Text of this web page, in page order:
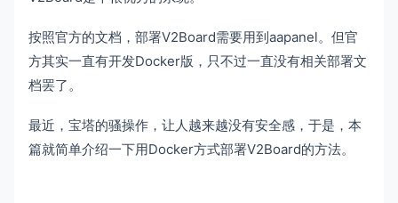
按照官方的文档，部署V2Board需要用到aapanel。但官
方其实一直有开发Docker版，只不过一直没有相关部署文
档罢了。
最近，宝塔的骚操作，让人越来越没有安全感，于是，本
篇就简单介绍一下用Docker方式部署V2Board的方法。